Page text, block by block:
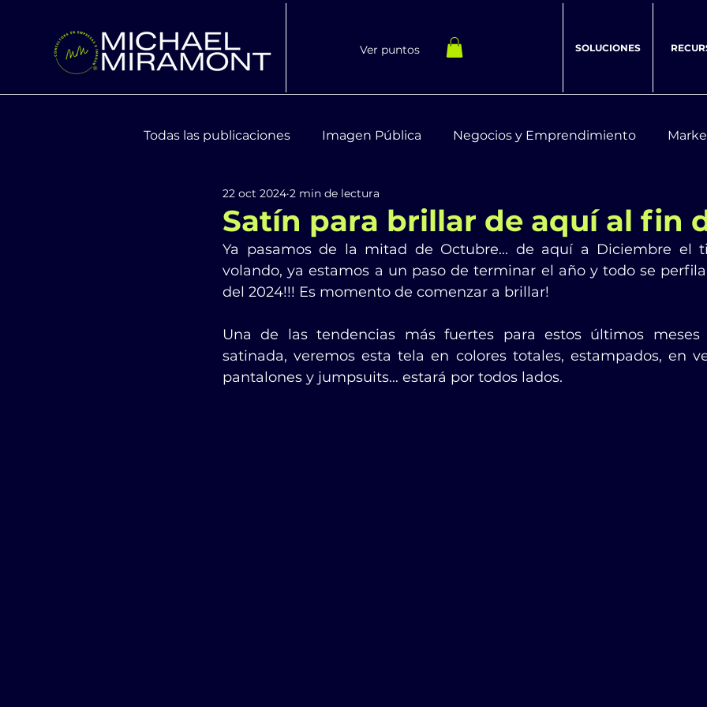
Ver puntos SOLUCIONES
Todas las publicaciones Imagen Pública Negocios y Emprendimiento
Moda y Tendencias Bienestar Integral
Satín para brillar de aquí al fin
22 oct 2024 2 min de lectura
Ya pasamos de la mitad de Octubre... de aquí a Diciembre el
volando, ya estamos a un paso de terminar el año y todo se
del 2024!!! Es momento de comenzar a brillar!
Una de las tendencias más fuertes para estos últimos
satinada, veremos esta tela en colores totales, estampados, en
pantalones y jumpsuits… estará por todos lados.